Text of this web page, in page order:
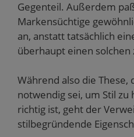
Gegenteil. Außerdem
Markensüchtige
an, anstatt tatsächlich
überhaupt einen solchen
Während also die These,
notwendig sei, um Stil zu
richtig ist, geht der
stilbegründende